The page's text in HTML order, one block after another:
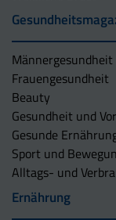
Männergesundheit
Frauengesundheit
Beauty
Gesundheit und
Gesunde
Sport und
Alltags- und
Ernährung